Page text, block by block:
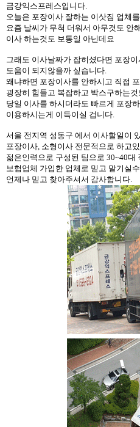
금강익스프레스입니다.​
오늘은 포장이사 잘하는 이삿짐 업체
요즘 날씨가 무척 더워서 아무것도 안
이사 하는것도 보통일 아닌데요
그래도 이사날짜가 잡히셨다면 포장
도움이 되지않을까 싶습니다.
왜냐하면 포장이사를 안하시고 직접
굉장히 힘들고 복잡하고 박스구하는것
당일 이사를 하시더라도 빠르게 포장
이용하시는게 이득이실 겁니다.
서울 전지역 성동구 에서 이사할일이
포장이사, 소형이사 전문적으로 하고
젊은인력으로 구성된 팀으로 30~40
보헙업체 가입한 업체로 믿고 맡기실
언제나 믿고 찾아주셔서 감사합니다.